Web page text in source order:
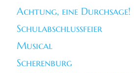
Achtung, eine Durchsage!
Schulabschlussfeier
Musical
Scherenburg